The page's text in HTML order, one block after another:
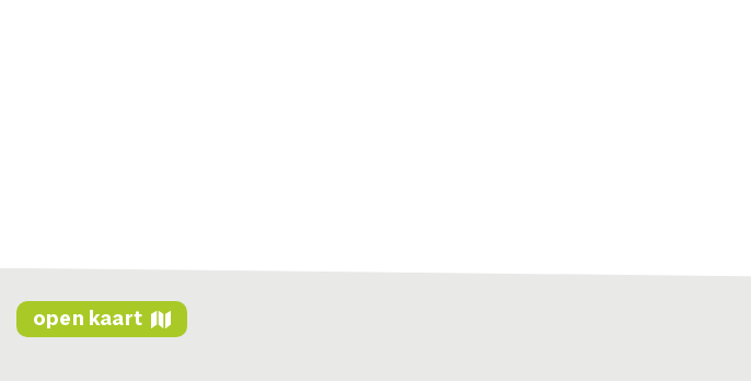
open kaart